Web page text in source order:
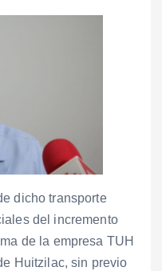
dicho transporte
del incremento
de la empresa TUH
Huitzilac, sin previo